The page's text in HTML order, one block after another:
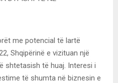
me potencial të lartë
Shqipërinë e vizituan një
shtetasish të huaj. Interesi i
të shumta në biznesin e